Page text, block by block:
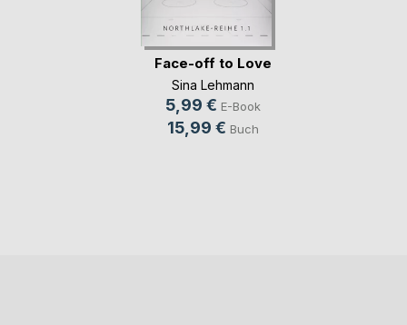
Face-off to Love
Sina Lehmann
5,99 € E-Book
15,99 € Buch